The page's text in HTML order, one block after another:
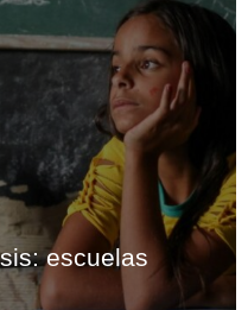
escuelas